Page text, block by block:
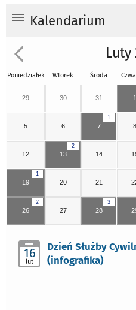
Kalendarium
Luty
Poniedziałek Wtorek Środa
29 30 31 1
5 6
1
7 8
12
2
13 14
1
19 20 21
2
26 27
3
28
16
lut
Dzień Służby
(infografika)